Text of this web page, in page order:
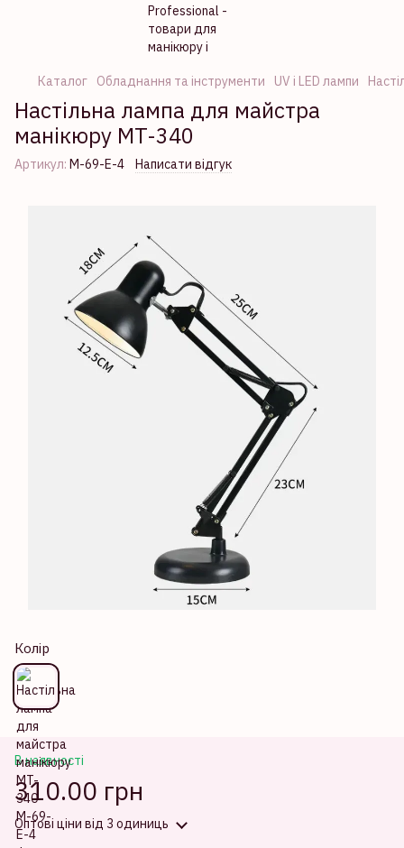
Каталог Обладнання та інструменти UV і LED лампи
Настільна лампа для майстра
манікюру MT-340
Артикул: М-69-Е-4 Написати відгук
Колір
В наявності
310.00 грн
Оптові ціни від 3 одиниць